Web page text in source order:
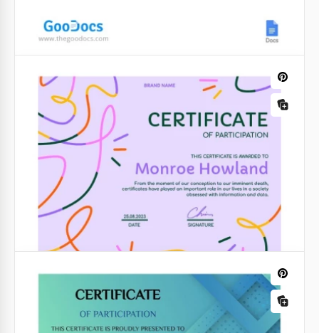
Certificato di partecipazione viola
moderno
Il nostro modello di certificato di partecipazione
Modern Purple gratuito è adatto a qualsiasi
istruttore, educatore e altri professionisti che
offrono corsi di formazione.
Google Docs